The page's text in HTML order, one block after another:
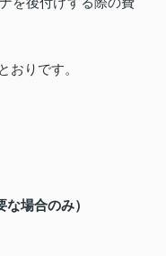
おりです。
場合のみ）